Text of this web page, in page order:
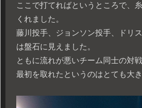
ここで打てればというところで、
くれました。
藤川投手、ジョンソン投手、ドリ
は盤石に見えました。
ともに流れが悪いチーム同士の対戦
最初を取れたというのはとても大き